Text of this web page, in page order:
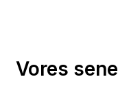
Vores